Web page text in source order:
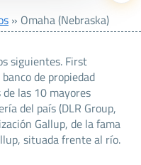
» Omaha (Nebraska)
siguientes. First
de propiedad
las 10 mayores
del país (DLR Group,
Gallup, de la fama
situada frente al río.